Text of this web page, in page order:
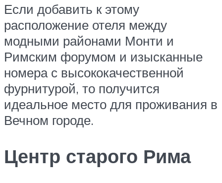
Если добавить к этому
расположение отеля между
модными районами Монти и
Римским форумом и изысканные
номера с высококачественной
фурнитурой, то получится
идеальное место для проживания в
Вечном городе.
Центр старого Рима